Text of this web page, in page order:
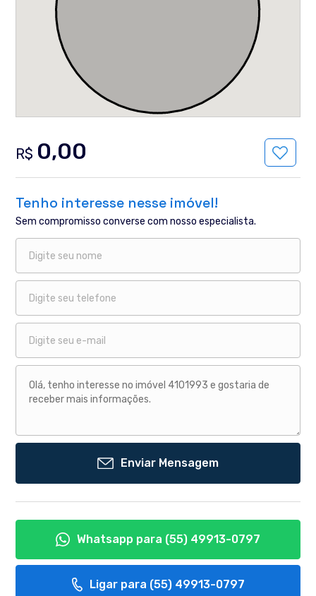
R$ 0,00
Tenho interesse nesse imóvel!
Sem compromisso converse com nosso especialista.
Enviar Mensagem
Whatsapp para (55) 49913-0797
Ligar para (55) 49913-0797